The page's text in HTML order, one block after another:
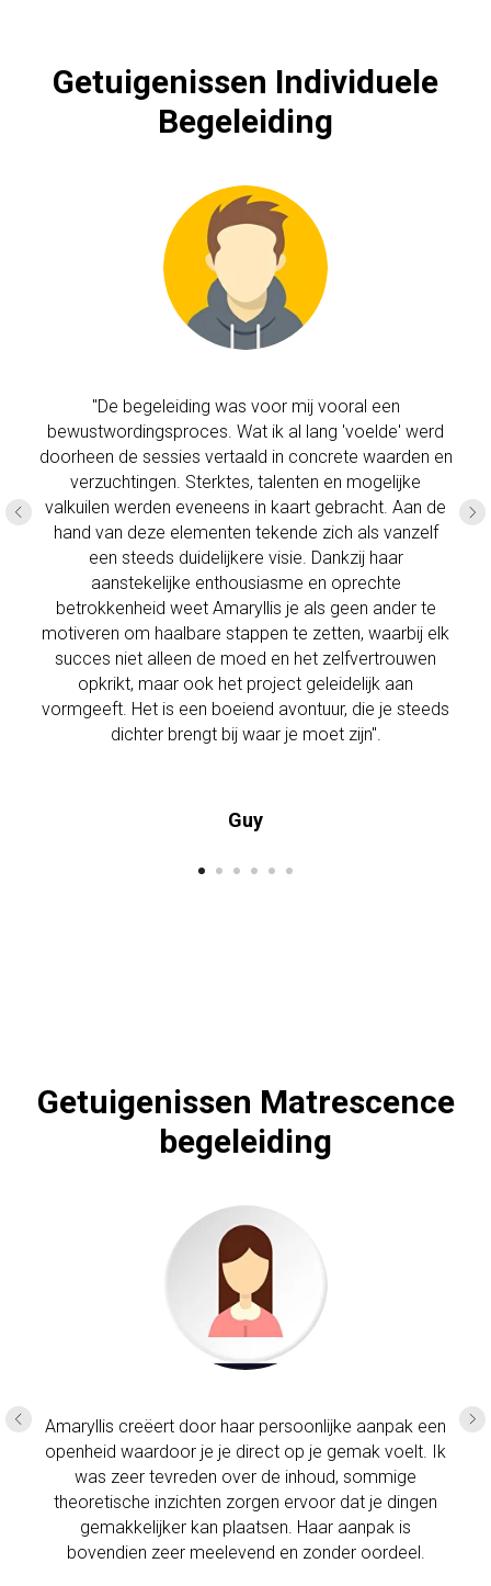
Getuigenissen Individuele
Begeleiding
"De begeleiding was voor mij vooral een
bewustwordingsproces. Wat ik al lang 'voelde' werd
doorheen de sessies vertaald in concrete waarden en
verzuchtingen. Sterktes, talenten en mogelijke
valkuilen werden eveneens in kaart gebracht. Aan de
hand van deze elementen tekende zich als vanzelf
een steeds duidelijkere visie. Dankzij haar
aanstekelijke enthousiasme en oprechte
betrokkenheid weet Amaryllis je als geen ander te
motiveren om haalbare stappen te zetten, waarbij elk
succes niet alleen de moed en het zelfvertrouwen
opkrikt, maar ook het project geleidelijk aan
vormgeeft. Het is een boeiend avontuur, die je steeds
dichter brengt bij waar je moet zijn".
Guy
Getuigenissen Matrescence
begeleiding
Amaryllis creëert door haar persoonlijke aanpak een
openheid waardoor je je direct op je gemak voelt. Ik
was zeer tevreden over de inhoud, sommige
theoretische inzichten zorgen ervoor dat je dingen
gemakkelijker kan plaatsen. Haar aanpak is
bovendien zeer meelevend en zonder oordeel.